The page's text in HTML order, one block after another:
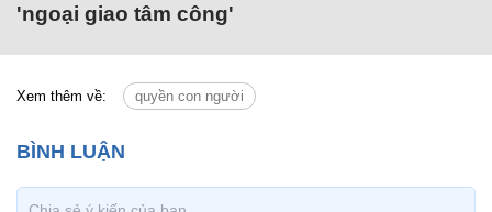
'ngoại giao tâm công'
Xem thêm về: quyền con người